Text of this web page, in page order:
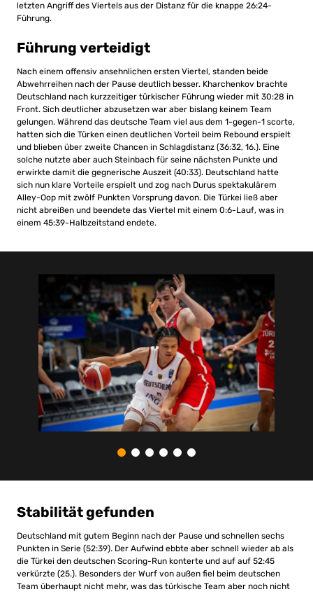
letzten Angriff des Viertels aus der Distanz für die knappe 26:24-
Führung.
Führung verteidigt
Nach einem offensiv ansehnlichen ersten Viertel, standen beide
Abwehrreihen nach der Pause deutlich besser. Kharchenkov brachte
Deutschland nach kurzzeitiger türkischer Führung wieder mit 30:28 in
Front. Sich deutlicher abzusetzen war aber bislang keinem Team
gelungen. Während das deutsche Team viel aus dem 1-gegen-1 scorte,
hatten sich die Türken einen deutlichen Vorteil beim Rebound erspielt
und blieben über zweite Chancen in Schlagdistanz (36:32, 16.). Eine
solche nutzte aber auch Steinbach für seine nächsten Punkte und
erwirkte damit die gegnerische Auszeit (40:33). Deutschland hatte
sich nun klare Vorteile erspielt und zog nach Durus spektakulärem
Alley-Oop mit zwölf Punkten Vorsprung davon. Die Türkei ließ aber
nicht abreißen und beendete das Viertel mit einem 0:6-Lauf, was in
einem 45:39-Halbzeitstand endete.
Stabilität gefunden
Deutschland mit gutem Beginn nach der Pause und schnellen sechs
Punkten in Serie (52:39). Der Aufwind ebbte aber schnell wieder ab als
die Türkei den deutschen Scoring-Run konterte und auf auf 52:45
verkürzte (25.). Besonders der Wurf von außen fiel beim deutschen
Team überhaupt nicht mehr, was das türkische Team aber noch nicht